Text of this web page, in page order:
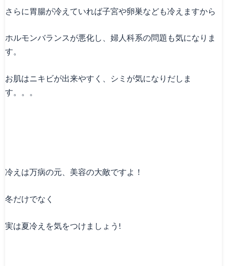
さらに胃腸が冷えていれば子宮や卵巣なども冷えますから
ホルモンバランスが悪化し、婦人科系の問題も気になりま
す。
お肌はニキビが出来やすく、シミが気になりだしま
す。。。
冷えは万病の元、美容の大敵ですよ！
冬だけでなく
実は夏冷えを気をつけましょう!